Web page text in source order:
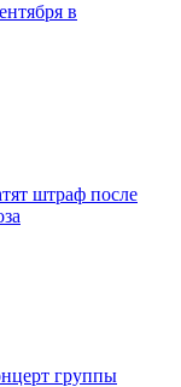
в
штраф после
группы